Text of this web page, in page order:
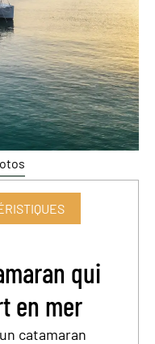
qui
en mer
catamaran